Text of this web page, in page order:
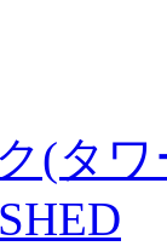
(タ